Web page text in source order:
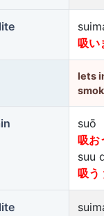
吸い
lets
suō
吸お
suu
吸う